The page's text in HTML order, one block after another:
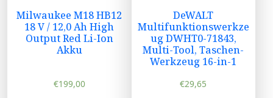
Milwaukee M18 HB12
18 V / 12,0 Ah High
Output Red Li-Ion
Akku
€199,00
DeWALT
Multifunktionswerkze
ug DWHT0-71843,
Multi-Tool, Taschen-
Werkzeug 16-in-1
€29,65